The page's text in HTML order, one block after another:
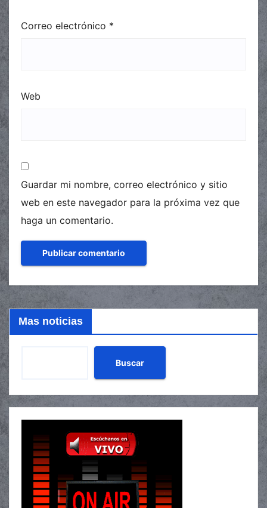
Correo electrónico *
Web
Guardar mi nombre, correo electrónico y sitio
web en este navegador para la próxima vez que
haga un comentario.
Mas noticias
Buscar